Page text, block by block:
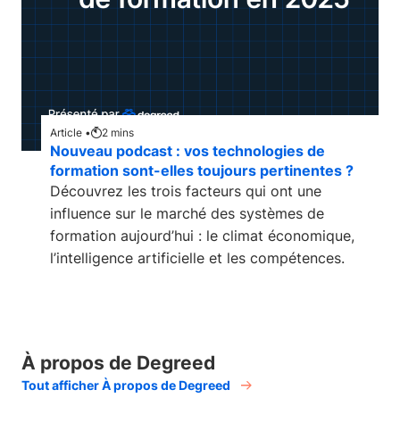
Article • 2 mins
Nouveau podcast : vos technologies de
formation sont-elles toujours pertinentes ?
Découvrez les trois facteurs qui ont une
influence sur le marché des systèmes de
formation aujourd’hui : le climat économique,
l’intelligence artificielle et les compétences.
À propos de Degreed
Tout afficher À propos de Degreed